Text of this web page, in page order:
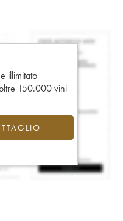
illimitato
150.000 vini